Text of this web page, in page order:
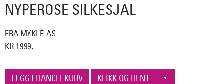
NYPEROSE SILKESJAL
FRA MYKLÉ AS
KR 1999,-